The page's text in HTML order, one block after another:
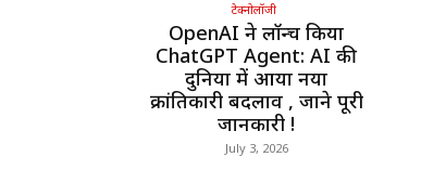
टेक्नोलॉजी
OpenAI ने लॉन्च किया
ChatGPT Agent: AI की
दुनिया में आया नया
क्रांतिकारी बदलाव , जाने पूरी
जानकारी !
July 3, 2026